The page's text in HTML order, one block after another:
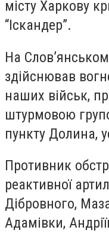
місту Харкову
“Іскандер”.
На
здійснював
наших військ,
штурмовою
пункту Долина,
Противник
реактивної
Дібровного,
Адамівки,